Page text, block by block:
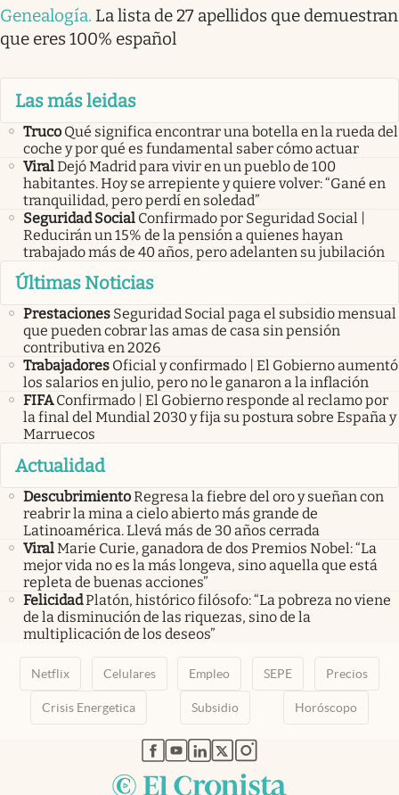
Genealogía. La lista de 27 apellidos que demuestran
que eres 100% español
Las más leidas
Truco Qué significa encontrar una botella en la rueda del
coche y por qué es fundamental saber cómo actuar
ViralDejó Madrid para vivir en un pueblo de 100
habitantes. Hoy se arrepiente y quiere volver: “Gané en
tranquilidad, pero perdí en soledad”
Seguridad Social Confirmado por Seguridad Social |
Reducirán un 15% de la pensión a quienes hayan
trabajado más de 40 años, pero adelanten su jubilación
Últimas Noticias
Prestaciones Seguridad Social paga el subsidio mensual
que pueden cobrar las amas de casa sin pensión
contributiva en 2026
Trabajadores Oficial y confirmado | El Gobierno aumentó
los salarios en julio, pero no le ganaron a la inflación
FIFA Confirmado | El Gobierno responde al reclamo por
la final del Mundial 2030 y fija su postura sobre España y
Marruecos
Actualidad
DescubrimientoRegresa la fiebre del oro y sueñan con
reabrir la mina a cielo abierto más grande de
Latinoamérica. Llevá más de 30 años cerrada
ViralMarie Curie, ganadora de dos Premios Nobel: “La
mejor vida no es la más longeva, sino aquella que está
repleta de buenas acciones”
FelicidadPlatón, histórico filósofo: “La pobreza no viene
de la disminución de las riquezas, sino de la
multiplicación de los deseos”
Netflix Celulares Empleo SEPE Precios
Crisis Energetica Subsidio Horóscopo
abre en nueva pestaña
abre en nueva pestaña
abre en nueva pestaña
abre en nueva pestaña
abre en nueva pestaña